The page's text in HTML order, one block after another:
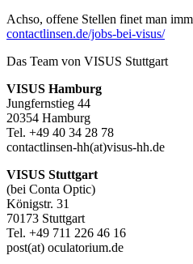
Achso, offene Stellen finet man
contactlinsen.de/jobs-bei-visus/
Das Team von VISUS Stuttgart
VISUS Hamburg
Jungfernstieg 44
20354 Hamburg
Tel. +49 40 34 28 78
contactlinsen-hh(at)visus-hh.de
VISUS Stuttgart
(bei Conta Optic)
Königstr. 31
70173 Stuttgart
Tel. +49 711 226 46 16
post(at) oculatorium.de